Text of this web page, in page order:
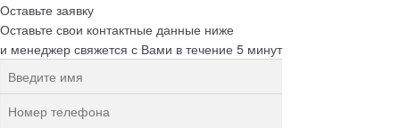
Оставьте заявку
Оставьте свои контактные данные ниже
и менеджер свяжется с Вами в течение 5 минут